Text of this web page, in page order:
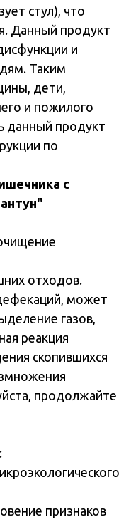
стул), что
Данный продукт
и
Таким
дети,
и пожилого
данный продукт
по
с
отходов.
может
газов,
реакция
скопившихся
продолжайте
признаков